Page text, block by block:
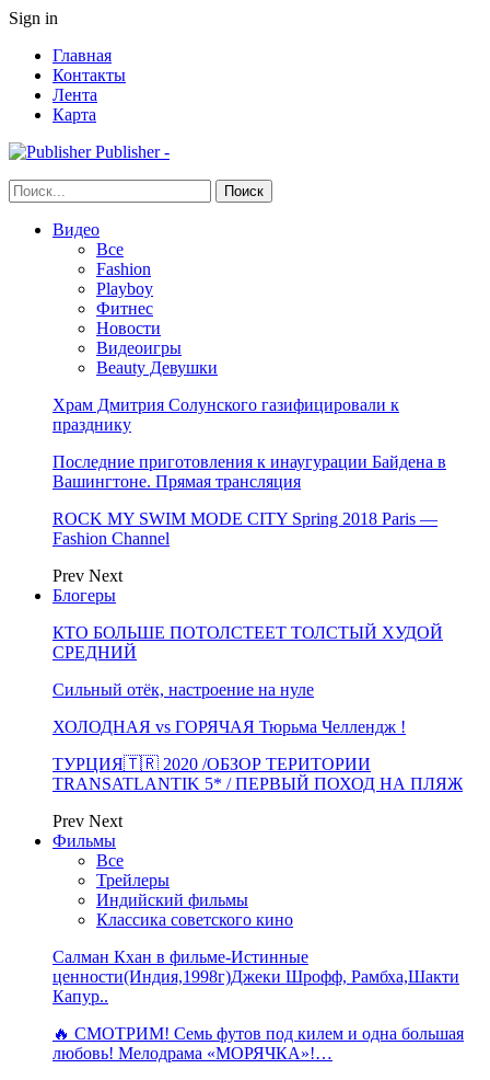
Sign in
Главная
Контакты
Лента
Карта
Publisher -
Видео
Все
Fashion
Playboy
Фитнес
Новости
Видеоигры
Beauty Девушки
Храм Дмитрия Солунского газифицировали к
празднику
Последние приготовления к инаугурации Байдена в
Вашингтоне. Прямая трансляция
ROCK MY SWIM MODE CITY Spring 2018 Paris —
Fashion Channel
Prev Next
Блогеры
КТО БОЛЬШЕ ПОТОЛСТЕЕТ ТОЛСТЫЙ ХУДОЙ
СРЕДНИЙ
Сильный отёк, настроение на нуле
ХОЛОДНАЯ vs ГОРЯЧАЯ Тюрьма Челлендж !
ТУРЦИЯ🇹🇷 2020 /ОБЗОР ТЕРИТОРИИ
TRANSATLANTIK 5* / ПЕРВЫЙ ПОХОД НА ПЛЯЖ
Prev Next
Фильмы
Все
Трейлеры
Индийский фильмы
Классика советского кино
Салман Кхан в фильме-Истинные
ценности(Индия,1998г)Джеки Шрофф, Рамбха,Шакти
Капур..
🔥 СМОТРИМ! Семь футов под килем и одна большая
любовь! Мелодрама «МОРЯЧКА»!…